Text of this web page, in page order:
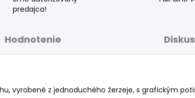
predajca!
Hodnotenie
vyrobené z jednoduchého žerzeje, s grafickým